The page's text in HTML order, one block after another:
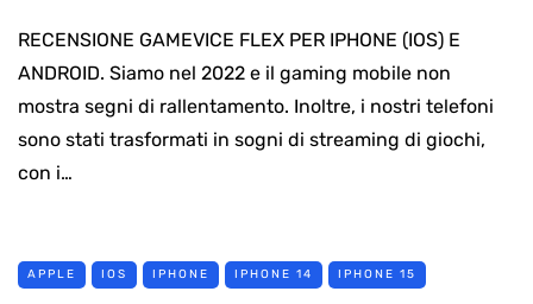
RECENSIONE GAMEVICE FLEX PER IPHONE (IOS) E
ANDROID. Siamo nel 2022 e il gaming mobile non
mostra segni di rallentamento. Inoltre, i nostri telefoni
sono stati trasformati in sogni di streaming di giochi,
con i…
APPLE IOS IPHONE IPHONE 14 IPHONE 15